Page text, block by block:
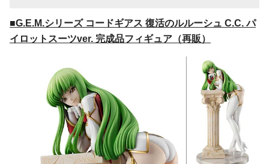
■G.E.M.シリーズ コードギアス 復活のルルーシュ C.C. パ
イロットスーツver. 完成品フィギュア（再販）